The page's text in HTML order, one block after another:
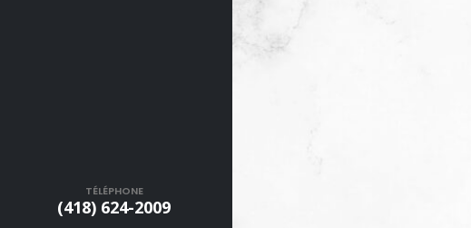
TÉLÉPHONE
(418) 624-2009